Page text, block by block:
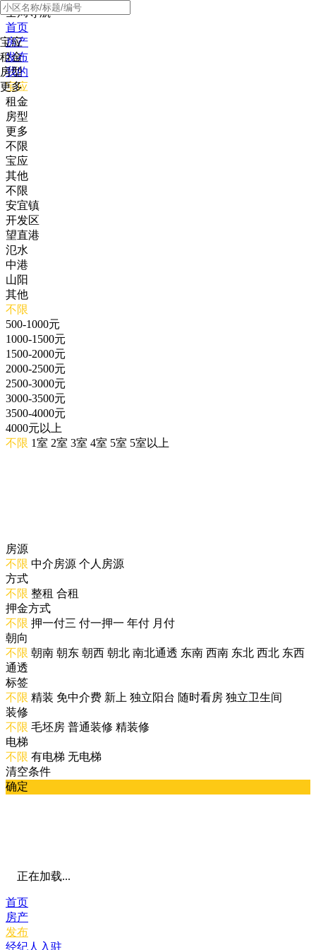
全局导航
首页
房产
发布
我的
宝应
租金
房型
更多
宝应
租金
房型
更多
不限
宝应
其他
不限
安宜镇
开发区
望直港
氾水
中港
山阳
其他
不限
500-1000元
1000-1500元
1500-2000元
2000-2500元
2500-3000元
3000-3500元
3500-4000元
4000元以上
不限 1室 2室 3室 4室 5室 5室以上
房源
不限 中介房源 个人房源
方式
不限 整租 合租
押金方式
不限 押一付三 付一押一 年付 月付
朝向
不限 朝南 朝东 朝西 朝北 南北通透 东南 西南 东北 西北 东西
通透
标签
不限 精装 免中介费 新上 独立阳台 随时看房 独立卫生间
装修
不限 毛坯房 普通装修 精装修
电梯
不限 有电梯 无电梯
清空条件
确定
正在加载...
首页
房产
发布
经纪人入驻